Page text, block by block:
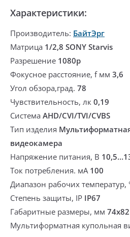
Характеристики:
Производитель: БайтЭрг
Матрица 1/2,8 SONY Starvis
Разрешение 1080p
Фокусное расстояние, f мм 3,6
Угол обзора,град. 78
Чувствительность, лк 0,19
Система AHD/CVI/TVI/CVBS
Тип изделия
видеокамера
Напряжение питания, В
Ток потребления. мА 100
Диапазон рабочих температур,
Степень защиты, IP IP67
Габаритные размеры, мм 74х82
Мультиформатная купольная